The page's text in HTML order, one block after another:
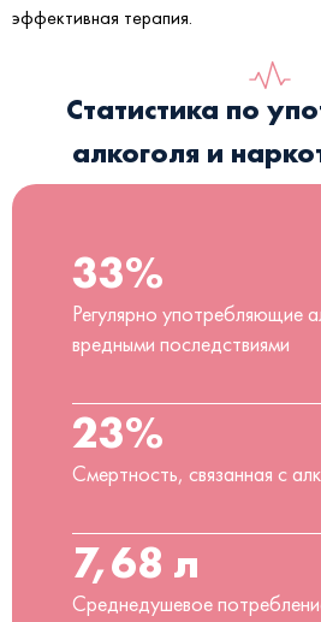
эффективная терапия.
Статистика по
алкоголя и
33%
Регулярно употребляющие
вредными последствиями
23%
Смертность, связанная с
7,68 л
Среднедушевое